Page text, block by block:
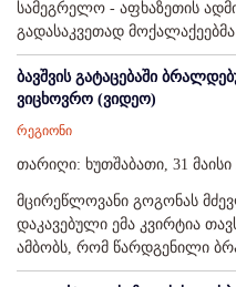
სამეგრელო - აფხაზეთის
გადასაკვეთად
ბავშვის გატაცებაში
ვიცხოვრო (ვიდეო)
რეგიონი
თარიღი: ხუთშაბათი, 31 მაისი
მცირეწლოვანი გოგონას
დაკავებული ემა კვირტია
ამბობს, რომ წარდგენილი